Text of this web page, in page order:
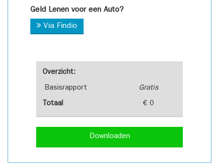
Overzicht:
Basisrapport Gratis
Totaal € 0
Downloaden
Geld Lenen voor een Auto?
Via Findio